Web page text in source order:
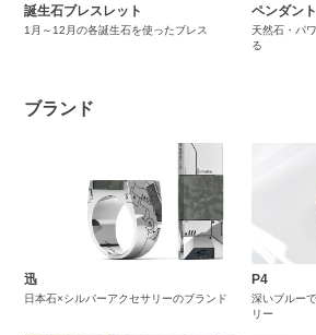
誕生石ブレスレット
1月～12月の各誕生石を使ったブレス
ペンダン
天然石・パ
る
ブランド
迅
日本石×シルバーアクセサリーのブランド
P4
深いブルー
リー